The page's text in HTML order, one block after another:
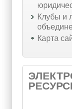
Клубы и
Карта